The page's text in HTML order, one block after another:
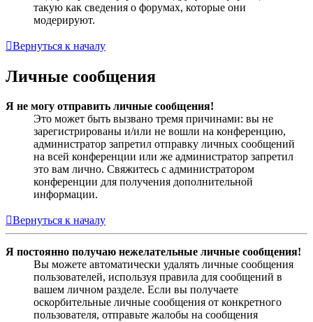
такую как сведения о форумах, которые они
модерируют.
Вернуться к началу
Личные сообщения
Я не могу отправить личные сообщения!
Это может быть вызвано тремя причинами: вы не
зарегистрированы и/или не вошли на конференцию,
администратор запретил отправку личных сообщений
на всей конференции или же администратор запретил
это вам лично. Свяжитесь с администратором
конференции для получения дополнительной
информации.
Вернуться к началу
Я постоянно получаю нежелательные личные сообщения!
Вы можете автоматически удалять личные сообщения
пользователей, используя правила для сообщений в
вашем личном разделе. Если вы получаете
оскорбительные личные сообщения от конкретного
пользователя, отправьте жалобы на сообщения